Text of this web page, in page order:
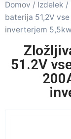
Domov / Izdelek /
baterija 51,2V
inverterjem
51.2V